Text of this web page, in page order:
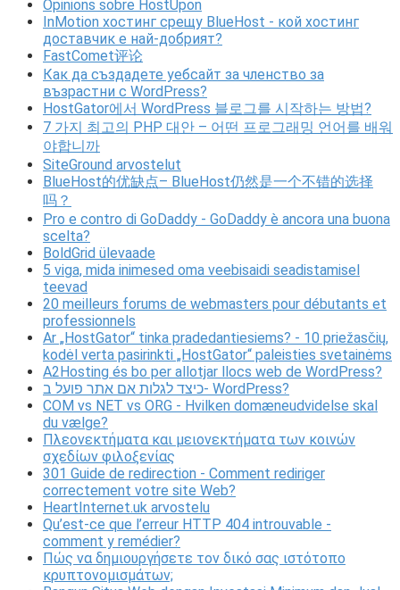
Opinions sobre HostUpon
InMotion хостинг срещу BlueHost - кой хостинг
доставчик е най-добрият?
FastComet评论
Как да създадете уебсайт за членство за
възрастни с WordPress?
HostGator에서 WordPress 블로그를 시작하는 방법?
7 가지 최고의 PHP 대안 – 어떤 프로그래밍 언어를 배워
야합니까
SiteGround arvostelut
BlueHost的优缺点– BlueHost仍然是一个不错的选择
吗？
Pro e contro di GoDaddy - GoDaddy è ancora una buona
scelta?
BoldGrid ülevaade
5 viga, mida inimesed oma veebisaidi seadistamisel
teevad
20 meilleurs forums de webmasters pour débutants et
professionnels
Ar „HostGator“ tinka pradedantiesiems? - 10 priežasčių,
kodėl verta pasirinkti „HostGator“ paleisties svetainėms
A2Hosting és bo per allotjar llocs web de WordPress?
כיצד לגלות אם אתר פועל ב- WordPress?
COM vs NET vs ORG - Hvilken domæneudvidelse skal
du vælge?
Πλεονεκτήματα και μειονεκτήματα των κοινών
σχεδίων φιλοξενίας
301 Guide de redirection - Comment rediriger
correctement votre site Web?
HeartInternet.uk arvostelu
Qu’est-ce que l’erreur HTTP 404 introuvable -
comment y remédier?
Πώς να δημιουργήσετε τον δικό σας ιστότοπο
κρυπτονομισμάτων;